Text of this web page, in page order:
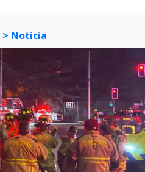
> Noticia